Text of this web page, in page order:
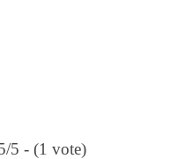
5 - (1 vote)